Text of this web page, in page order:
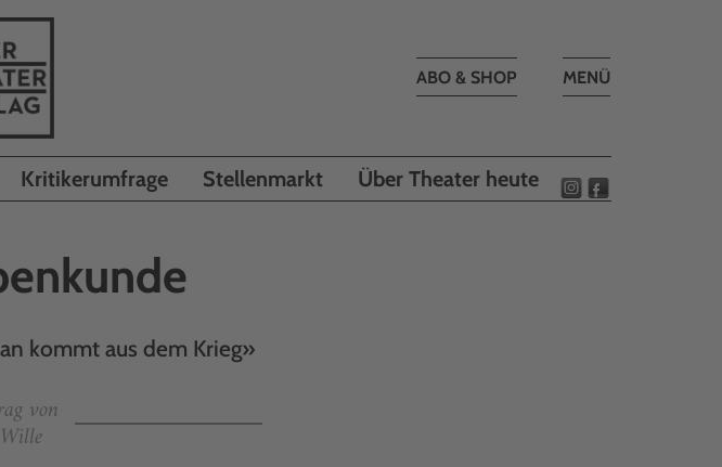
Toggle
MENÜ
ABO & SHOP
Kritikerumfrage Stellenmarkt Über Theater heute
kommt aus dem Krieg»
von